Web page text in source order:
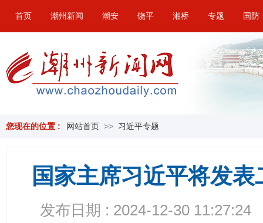
首页 潮州新闻 潮安 饶平 湘桥 专题 国防
您现在的位置 : 网站首页 >> 习近平专题
国家主席习近平将发
发布日期 : 2024-12-30 11:27:24